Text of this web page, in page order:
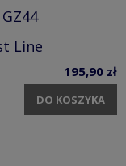
Line
195,90 zł
DO KOSZYKA